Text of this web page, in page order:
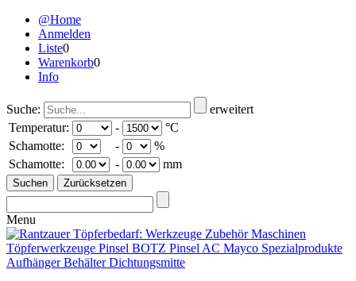
@Home
Anmelden
Liste0
Warenkorb0
Info
Suche:
erweitert
Temperatur:
-
°C
Schamotte:
-
%
Schamotte:
- mm
Menu